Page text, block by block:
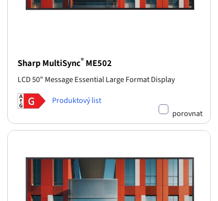
Sharp MultiSync® ME502
LCD 50" Message Essential Large Format Display
Produktový list
porovnat